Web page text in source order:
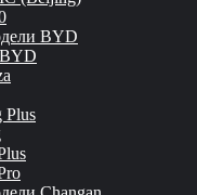
BYD
Plus